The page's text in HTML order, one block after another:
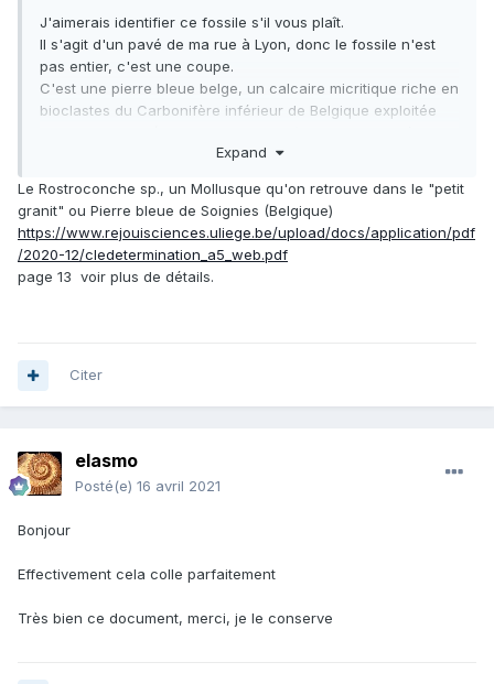
J'aimerais identifier ce fossile s'il vous plaît.
Il s'agit d'un pavé de ma rue à Lyon, donc le fossile n'est
pas entier, c'est une coupe.
C'est une pierre bleue belge, un calcaire micritique riche en
bioclastes du Carbonifère inférieur de Belgique exploitée
Désolé pour l'absence de repère de taille. Le fossile mesure
approximativement 9cm.
Expand
Le Rostroconche sp., un Mollusque qu'on retrouve dans le "petit
granit" ou Pierre bleue de Soignies (Belgique)
https://www.rejouisciences.uliege.be/upload/docs/application/pdf
/2020-12/cledetermination_a5_web.pdf
page 13 voir plus de détails.
Citer
elasmo
Posté(e) 16 avril 2021
Bonjour
Effectivement cela colle parfaitement
Très bien ce document, merci, je le conserve